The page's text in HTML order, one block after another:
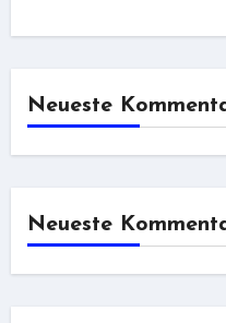
Neueste
Neueste